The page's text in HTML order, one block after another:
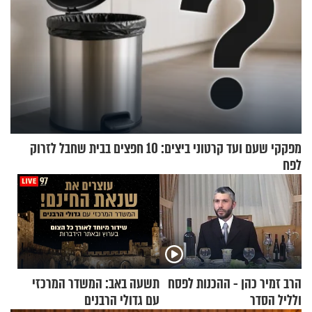
מפקקי שעם ועד קרטוני ביצים: 10 חפצים בבית שחבל לזרוק
לפח
הרב זמיר כהן - ההכנות לפסח
ולליל הסדר
תשעה באב: המשדר המרכזי
עם גדולי הרבנים